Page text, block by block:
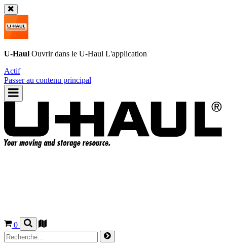
U-Haul Ouvrir dans le U-Haul L'application
Actif
Passer au contenu principal
0